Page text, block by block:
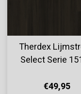
Therdex
Select Serie
€49,95